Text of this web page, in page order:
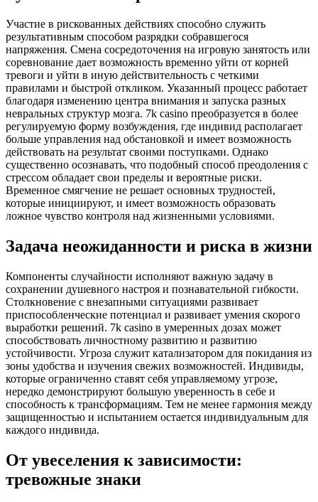
Участие в рискованных действиях способно служить
результативным способом разрядки собравшегося
напряжения. Смена сосредоточения на игровую занятость или
соревнование дает возможность временно уйти от корней
тревоги и уйти в иную действительность с четкими
правилами и быстрой откликом. Указанный процесс работает
благодаря изменению центра внимания и запуска разных
невральных структур мозга. 7k casino преобразуется в более
регулируемую форму возбуждения, где индивид располагает
больше управления над обстановкой и имеет возможность
действовать на результат своими поступками. Однако
существенно осознавать, что подобный способ преодоления с
стрессом обладает свои пределы и вероятные риски.
Временное смягчение не решает основных трудностей,
которые инициируют, и имеет возможность образовать
ложное чувство контроля над жизненными условиями.
Задача неожиданности и риска в жизни
Компоненты случайности исполняют важную задачу в
сохранении душевного настроя и познавательной гибкости.
Столкновение с внезапными ситуациями развивает
приспособленческие потенциал и развивает умения скорого
выработки решений. 7k casino в умеренных дозах может
способствовать личностному развитию и развитию
устойчивости. Угроза служит катализатором для покидания из
зоны удобства и изучения свежих возможностей. Индивиды,
которые ограниченно ставят себя управляемому угрозе,
нередко демонстрируют большую уверенность в себе и
способность к трансформациям. Тем не менее гармония между
защищенностью и испытанием остается индивидуальным для
каждого индивида.
От увеселения к зависимости:
тревожные знаки